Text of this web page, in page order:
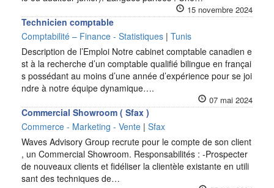
15 novembre 2024
Technicien comptable
Comptabilité – Finance - Statistiques | Tunis
Description de l’Emploi Notre cabinet comptable canadien e
st à la recherche d’un comptable qualifié bilingue en françai
s possédant au moins d’une année d’expérience pour se joi
ndre à notre équipe dynamique….
07 mai 2024
Commercial Showroom ( Sfax )
Commerce - Marketing - Vente | Sfax
Waves Advisory Group recrute pour le compte de son client
, un Commercial Showroom. Responsabilités : -Prospecter
de nouveaux clients et fidéliser la clientèle existante en utili
sant des techniques de…